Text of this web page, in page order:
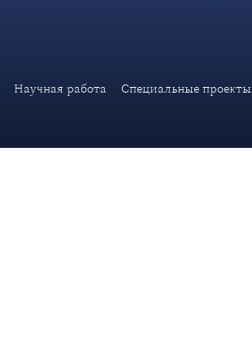
Научная работа Специальные проекты